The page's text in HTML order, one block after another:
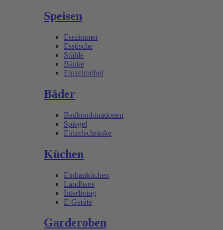
Speisen
Esszimmer
Esstische
Stühle
Bänke
Einzelmöbel
Bäder
Badkombinationen
Spiegel
Einzelschränke
Küchen
Einbauküchen
Landhaus
Interliving
E-Geräte
Garderoben